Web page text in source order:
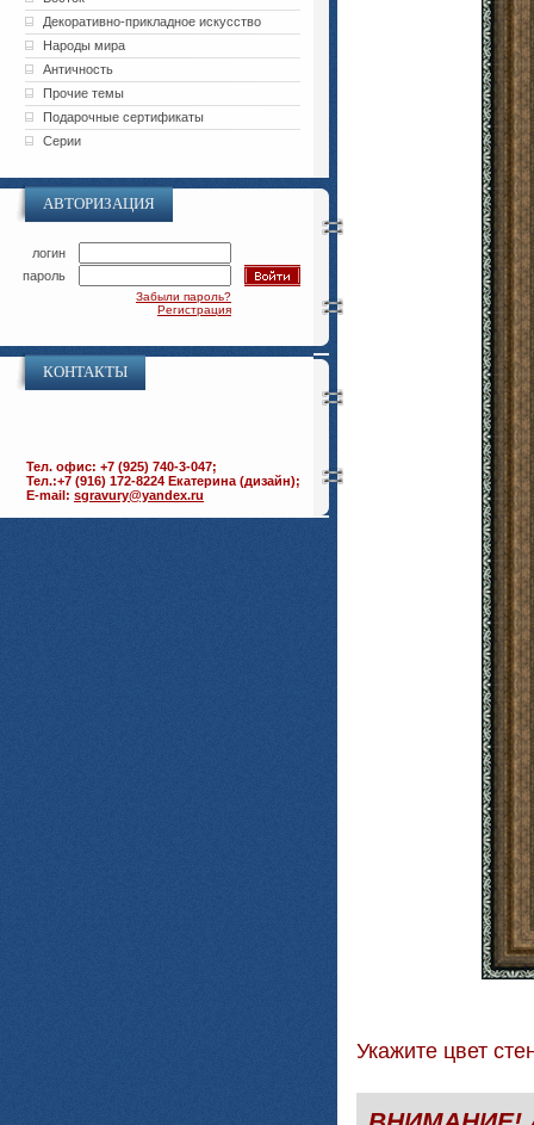
Декоративно-прикладное искусство
Народы мира
Античность
Прочие темы
Подарочные сертификаты
Серии
АВТОРИЗАЦИЯ
логин
пароль
Забыли пароль?
Регистрация
КОНТАКТЫ
Тел. офис: +7 (925) 740-3-047;
Тел.:+7 (916) 172-8224 Екатерина (дизайн);
E-mail: sgravury@yandex.ru
Укажите цвет